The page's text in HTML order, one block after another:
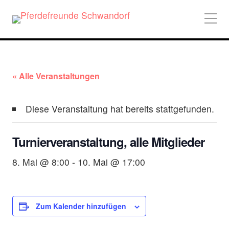
« Alle Veranstaltungen
Diese Veranstaltung hat bereits stattgefunden.
Turnierveranstaltung, alle Mitglieder
8. Mai @ 8:00 - 10. Mai @ 17:00
Zum Kalender hinzufügen